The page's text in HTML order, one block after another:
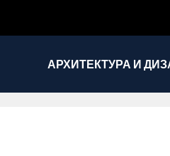
АРХИТЕКТУРА И